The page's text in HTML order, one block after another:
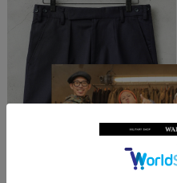
実物 新品 デッドストック イギリス軍 T
RI-SERVICE ワンタック ショーツ NAVY